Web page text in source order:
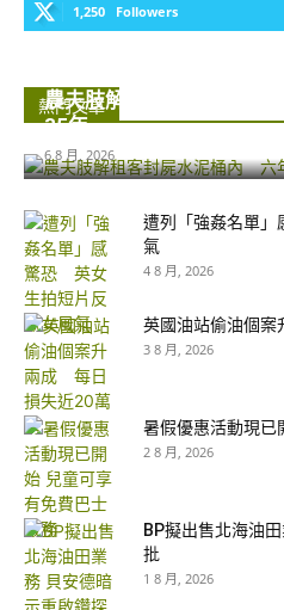
1,250 Followers
熱門文章
農夫肢解租客封屍水泥桶
35年...
6 8 月, 2026
遭列「強姦名單
氣
4 8 月, 2026
英國油站偷油個
3 8 月, 2026
暑假優惠活動現已
2 8 月, 2026
BP擬出售北海油
批
1 8 月, 2026